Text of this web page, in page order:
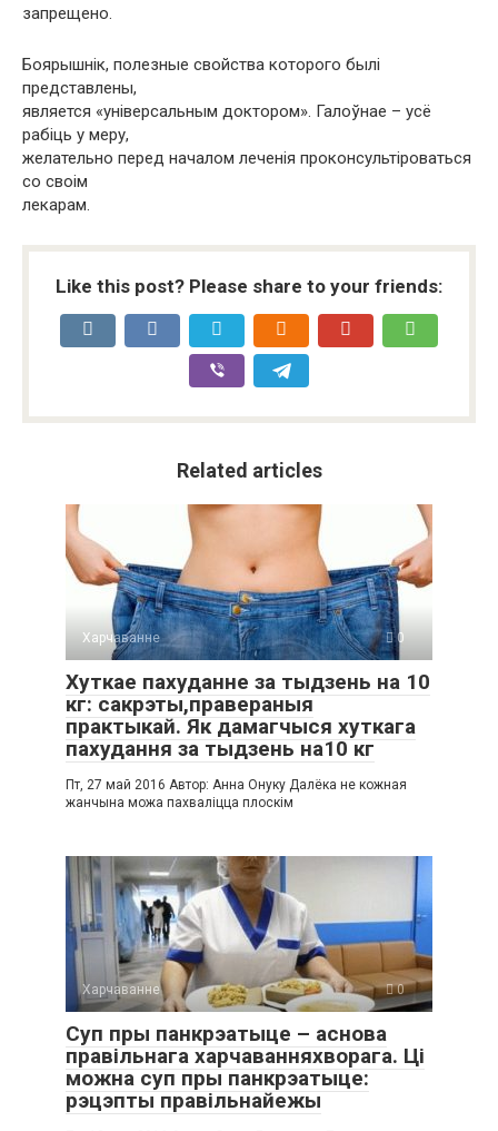
запрещено.
Боярышнік, полезные свойства которого былі
представлены,
является «універсальным доктором». Галоўнае – усё
рабіць у меру,
желательно перед началом леченія проконсультіроваться
со своім
лекарам.
Like this post? Please share to your friends:
Related articles
Харчаванне 0
Хуткае пахуданне за тыдзень на 10
кг: сакрэты,правераныя
практыкай. Як дамагчыся хуткага
пахудання за тыдзень на10 кг
Пт, 27 май 2016 Автор: Анна Онуку Далёка не кожная
жанчына можа пахваліцца плоскім
Харчаванне 0
Суп пры панкрэатыце – аснова
правільнага харчаванняхворага. Ці
можна суп пры панкрэатыце:
рэцэпты правільнайежы